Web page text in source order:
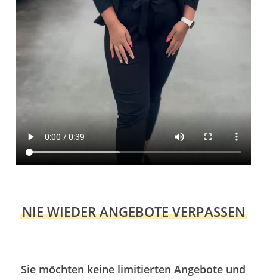
NIE WIEDER ANGEBOTE VERPASSEN
Sie möchten keine limitierten Angebote und